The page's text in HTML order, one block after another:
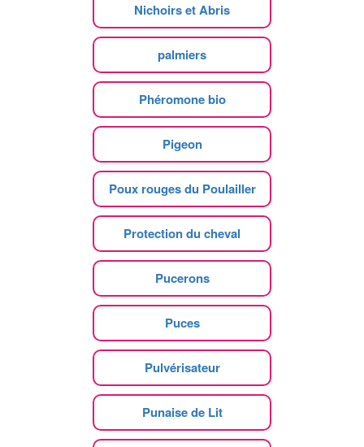
Nichoirs et Abris
palmiers
Phéromone bio
Pigeon
Poux rouges du Poulailler
Protection du cheval
Pucerons
Puces
Pulvérisateur
Punaise de Lit